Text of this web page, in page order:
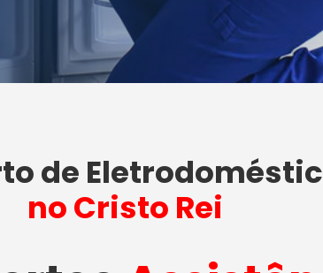
de
no Cristo Rei